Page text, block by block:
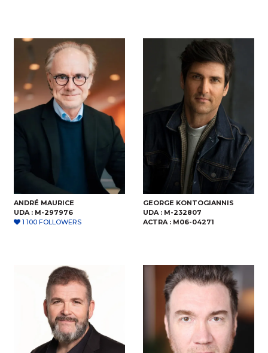
ANDRÉ MAURICE
UDA : M-297976
1 100 FOLLOWERS
GEORGE KONTOGIANNIS
UDA : M-232807
ACTRA : M06-04271